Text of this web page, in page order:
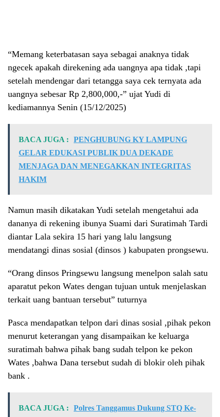
“Memang keterbatasan saya sebagai anaknya tidak
ngecek apakah direkening ada uangnya apa tidak ,tapi
setelah mendengar dari tetangga saya cek ternyata ada
uangnya sebesar Rp 2,800,000,-” ujat Yudi di
kediamannya Senin (15/12/2025)
BACA JUGA :
PENGHUBUNG KY LAMPUNG
GELAR EDUKASI PUBLIK DUA DEKADE
MENJAGA DAN MENEGAKKAN INTEGRITAS
HAKIM
Namun masih dikatakan Yudi setelah mengetahui ada
dananya di rekening ibunya Suami dari Suratimah Tardi
diantar Lala sekira 15 hari yang lalu langsung
mendatangi dinas sosial (dinsos ) kabupaten prongsewu.
“Orang dinsos Pringsewu langsung menelpon salah satu
aparatut pekon Wates dengan tujuan untuk menjelaskan
terkait uang bantuan tersebut” tuturnya
Pasca mendapatkan telpon dari dinas sosial ,pihak pekon
menurut keterangan yang disampaikan ke keluarga
suratimah bahwa pihak bang sudah telpon ke pekon
Wates ,bahwa Dana tersebut sudah di blokir oleh pihak
bank .
BACA JUGA :
Polres Tanggamus Dukung STQ Ke-